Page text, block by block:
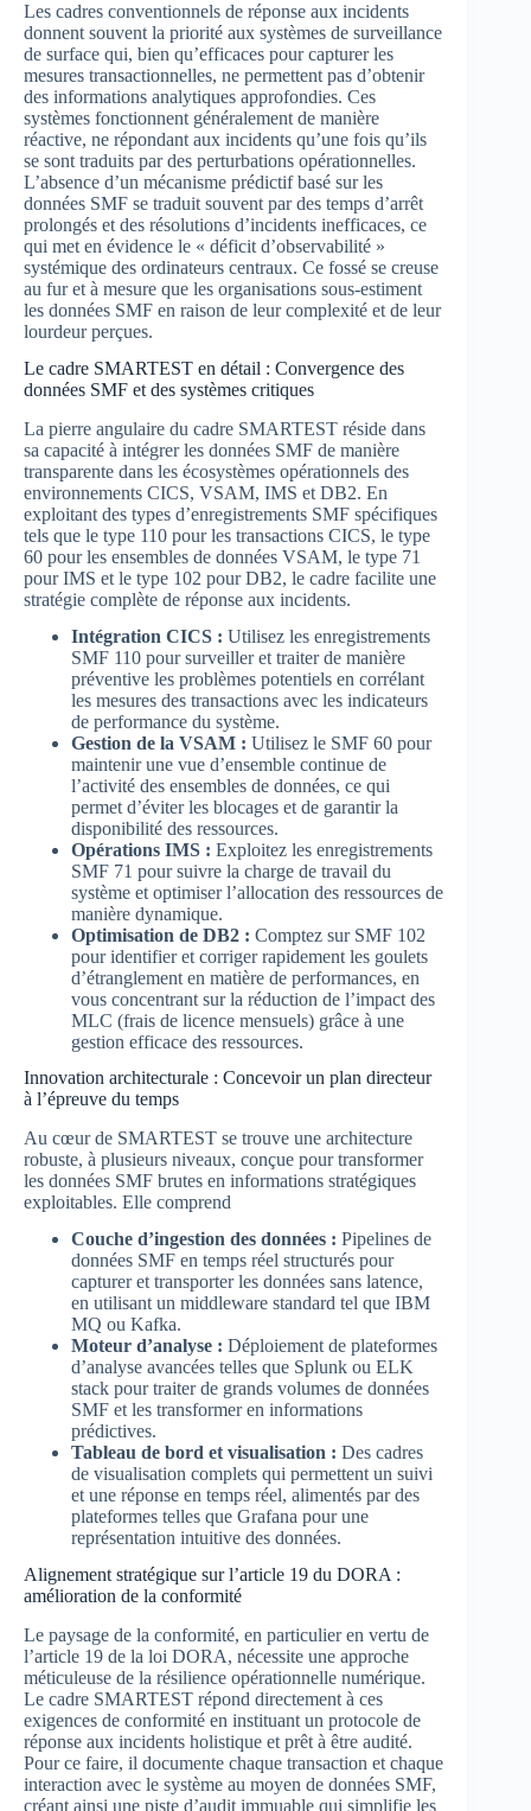
Les cadres conventionnels de réponse aux incidents
donnent souvent la priorité aux systèmes de surveillance
de surface qui, bien qu’efficaces pour capturer les
mesures transactionnelles, ne permettent pas d’obtenir
des informations analytiques approfondies. Ces
systèmes fonctionnent généralement de manière
réactive, ne répondant aux incidents qu’une fois qu’ils
se sont traduits par des perturbations opérationnelles.
L’absence d’un mécanisme prédictif basé sur les
données SMF se traduit souvent par des temps d’arrêt
prolongés et des résolutions d’incidents inefficaces, ce
qui met en évidence le « déficit d’observabilité »
systémique des ordinateurs centraux. Ce fossé se creuse
au fur et à mesure que les organisations sous-estiment
les données SMF en raison de leur complexité et de leur
lourdeur perçues.
Le cadre SMARTEST en détail : Convergence des
données SMF et des systèmes critiques
La pierre angulaire du cadre SMARTEST réside dans
sa capacité à intégrer les données SMF de manière
transparente dans les écosystèmes opérationnels des
environnements CICS, VSAM, IMS et DB2. En
exploitant des types d’enregistrements SMF spécifiques
tels que le type 110 pour les transactions CICS, le type
60 pour les ensembles de données VSAM, le type 71
pour IMS et le type 102 pour DB2, le cadre facilite une
stratégie complète de réponse aux incidents.
Intégration CICS : Utilisez les enregistrements
SMF 110 pour surveiller et traiter de manière
préventive les problèmes potentiels en corrélant
les mesures des transactions avec les indicateurs
de performance du système.
Gestion de la VSAM : Utilisez le SMF 60 pour
maintenir une vue d’ensemble continue de
l’activité des ensembles de données, ce qui
permet d’éviter les blocages et de garantir la
disponibilité des ressources.
Opérations IMS : Exploitez les enregistrements
SMF 71 pour suivre la charge de travail du
système et optimiser l’allocation des ressources de
manière dynamique.
Optimisation de DB2 : Comptez sur SMF 102
pour identifier et corriger rapidement les goulets
d’étranglement en matière de performances, en
vous concentrant sur la réduction de l’impact des
MLC (frais de licence mensuels) grâce à une
gestion efficace des ressources.
Innovation architecturale : Concevoir un plan directeur
à l’épreuve du temps
Au cœur de SMARTEST se trouve une architecture
robuste, à plusieurs niveaux, conçue pour transformer
les données SMF brutes en informations stratégiques
exploitables. Elle comprend
Couche d’ingestion des données : Pipelines de
données SMF en temps réel structurés pour
capturer et transporter les données sans latence,
en utilisant un middleware standard tel que IBM
MQ ou Kafka.
Moteur d’analyse : Déploiement de plateformes
d’analyse avancées telles que Splunk ou ELK
stack pour traiter de grands volumes de données
SMF et les transformer en informations
prédictives.
Tableau de bord et visualisation : Des cadres
de visualisation complets qui permettent un suivi
et une réponse en temps réel, alimentés par des
plateformes telles que Grafana pour une
représentation intuitive des données.
Alignement stratégique sur l’article 19 du DORA :
amélioration de la conformité
Le paysage de la conformité, en particulier en vertu de
l’article 19 de la loi DORA, nécessite une approche
méticuleuse de la résilience opérationnelle numérique.
Le cadre SMARTEST répond directement à ces
exigences de conformité en instituant un protocole de
réponse aux incidents holistique et prêt à être audité.
Pour ce faire, il documente chaque transaction et chaque
interaction avec le système au moyen de données SMF,
créant ainsi une piste d’audit immuable qui simplifie les